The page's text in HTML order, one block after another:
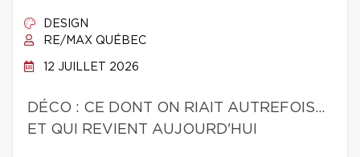
DESIGN
RE/MAX QUÉBEC
12 JUILLET 2026
DÉCO : CE DONT ON RIAIT AUTREFOIS...
ET QUI REVIENT AUJOURD'HUI